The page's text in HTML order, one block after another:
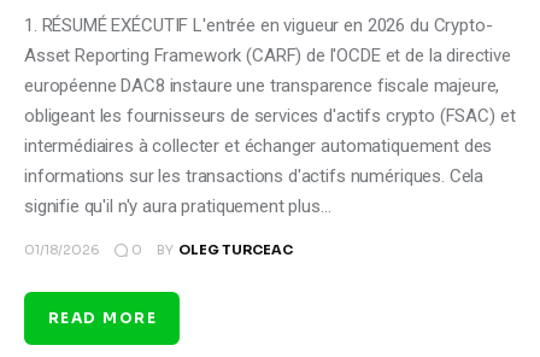
1. RÉSUMÉ EXÉCUTIF L'entrée en vigueur en 2026 du Crypto-
Asset Reporting Framework (CARF) de l'OCDE et de la directive
européenne DAC8 instaure une transparence fiscale majeure,
obligeant les fournisseurs de services d'actifs crypto (FSAC) et
intermédiaires à collecter et échanger automatiquement des
informations sur les transactions d'actifs numériques. Cela
signifie qu'il n'y aura pratiquement plus…
01/18/2026 0 BY OLEG TURCEAC
READ MORE